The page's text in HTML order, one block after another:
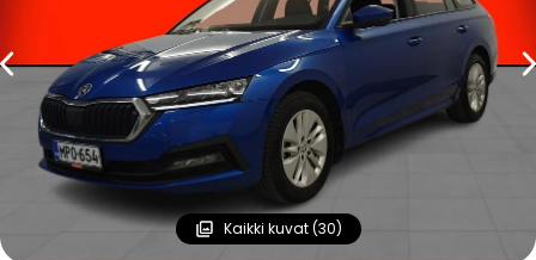
Kaikki kuvat (30)